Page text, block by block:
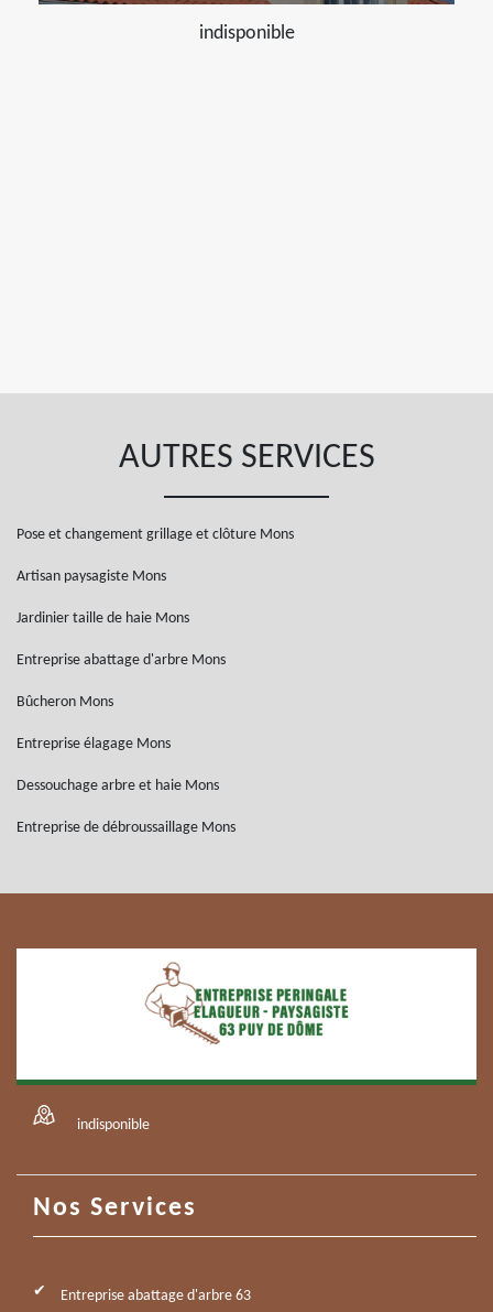
indisponible
AUTRES SERVICES
Pose et changement grillage et clôture Mons
Artisan paysagiste Mons
Jardinier taille de haie Mons
Entreprise abattage d'arbre Mons
Bûcheron Mons
Entreprise élagage Mons
Dessouchage arbre et haie Mons
Entreprise de débroussaillage Mons
indisponible
Nos Services
Entreprise abattage d'arbre 63